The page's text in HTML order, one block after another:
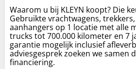
Waarom u bij KLEYN koopt? Die
Gebruikte vrachtwagens,
aanhangers op 1 locatie met alle
trucks tot 700.000 kilometer en 7
garantie mogelijk inclusief
adviesgesprek zoeken we samen
financiering.